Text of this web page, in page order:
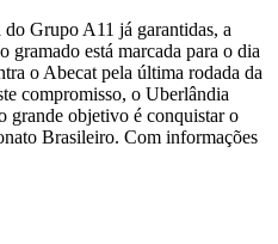
Grupo A11 já garantidas, a
está marcada para o dia
o Abecat pela última rodada da
compromisso, o Uberlândia
grande objetivo é conquistar o
Brasileiro. Com informações